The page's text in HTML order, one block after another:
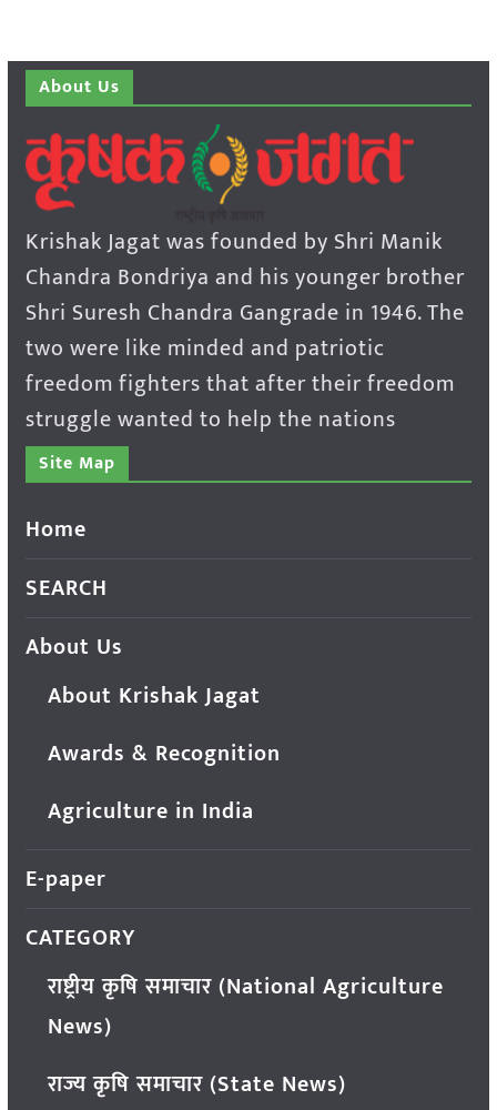
About Us
Krishak Jagat was founded by Shri Manik
Chandra Bondriya and his younger brother
Shri Suresh Chandra Gangrade in 1946. The
two were like minded and patriotic
freedom fighters that after their freedom
struggle wanted to help the nations
Site Map
Home
SEARCH
About Us
About Krishak Jagat
Awards & Recognition
Agriculture in India
E-paper
CATEGORY
राष्ट्रीय कृषि समाचार (National Agriculture
News)
राज्य कृषि समाचार (State News)